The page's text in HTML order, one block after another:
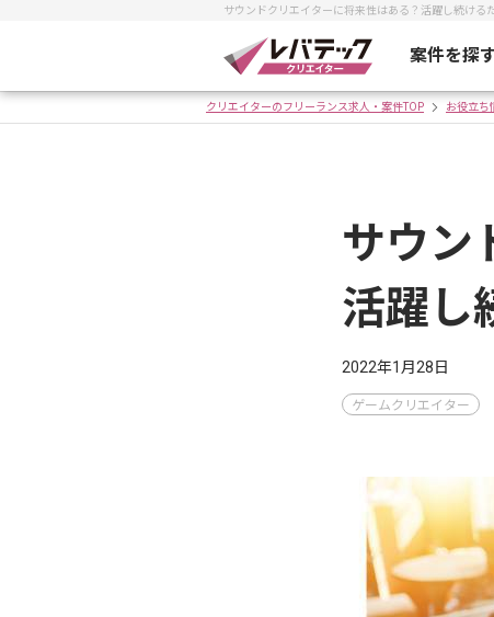
サウンドクリエイターに将来性はある？活躍し続ける
案件を探
クリエイターのフリーランス求人・案件TOP お役立ち
サウン
活躍し
2022年1月28日
ゲームクリエイター